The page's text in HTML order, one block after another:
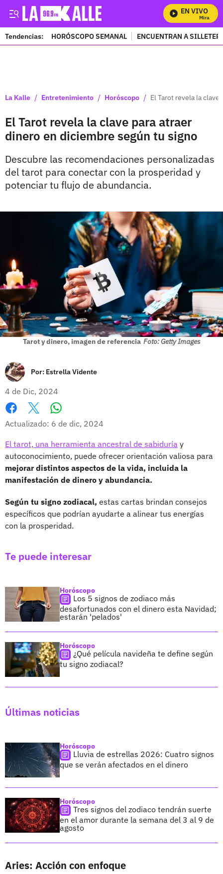
EN VIVO
Mira
Tendencias: HORÓSCOPO SEMANAL ENCUENTRAN A
La Kalle / Entretenimiento / Horóscopo / El Tarot revela la
El Tarot revela la clave para atraer
dinero en diciembre según tu signo
Descubre las recomendaciones personalizadas
del tarot para conectar con la prosperidad y
potenciar tu flujo de abundancia.
Tarot y dinero, imagen de referencia Foto: Getty Images
Por: Estrella Vidente
4 de Dic, 2024
Facebook
X
Actualizado: 6 de dic, 2024
El tarot, una herramienta ancestral de sabiduría y
autoconocimiento, puede ofrecer orientación valiosa para
mejorar distintos aspectos de la vida, incluida la
manifestación de dinero y abundancia.
Según tu signo zodiacal, estas cartas brindan consejos
específicos que podrían ayudarte a alinear tus energías
con la prosperidad.
Te puede interesar
Horóscopo
Los 5 signos de zodiaco más
desafortunados con el dinero esta Navidad;
estarán 'pelados'
Horóscopo
¿Qué película navideña te define según
tu signo zodiacal?
Últimas noticias
Horóscopo
Lluvia de estrellas 2026: Cuatro signos
que se verán afectados en el dinero
Horóscopo
Tres signos del zodiaco tendrán suerte
en el amor durante la semana del 3 al 9 de
agosto
Aries: Acción con enfoque